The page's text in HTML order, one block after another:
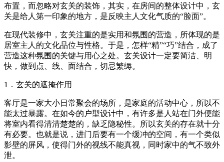
布置，而忽略对玄关的装饰，其实，在房间的整体设计中，玄
关是给人第一印象的地方，是反映主人文化气质的“脸面”。
在现代装修中，玄关注重的是实用和氛围的营造，所体现的是
居室主人的文化品位与性格。于是，怎样“精”“巧”结合，成了
营造这种氛围的关键与用心之处。玄关设计一定要简洁、明
快，做到点、线、面结合，切忌繁缛。
1．玄关的遮掩作用
客厅是一家大小日常聚会的场所，是家庭的活动中心，所以不
能太过暴露。在如今的户型设计中，有许多是人站在门外便能
将室内看得清清楚楚的，缺乏隐秘性。所以玄关的存在就十分
有必要。也就是说，进门后要有一个缓冲的空间，有一个类似
影壁的屏风，使得门外的视线不能真视，同时家中的气不致外
泄。